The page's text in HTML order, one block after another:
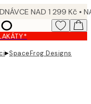
▸SpaceFrog Designs